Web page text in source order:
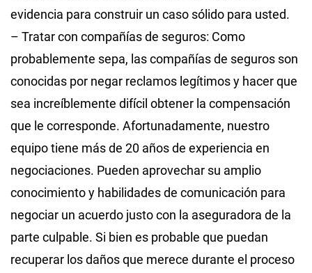
evidencia para construir un caso sólido para usted.
– Tratar con compañías de seguros: Como
probablemente sepa, las compañías de seguros son
conocidas por negar reclamos legítimos y hacer que
sea increíblemente difícil obtener la compensación
que le corresponde. Afortunadamente, nuestro
equipo tiene más de 20 años de experiencia en
negociaciones. Pueden aprovechar su amplio
conocimiento y habilidades de comunicación para
negociar un acuerdo justo con la aseguradora de la
parte culpable. Si bien es probable que puedan
recuperar los daños que merece durante el proceso